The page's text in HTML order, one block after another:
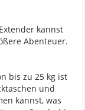
kannst
Abenteuer.
bis zu 25 kg ist
und
kannst, was